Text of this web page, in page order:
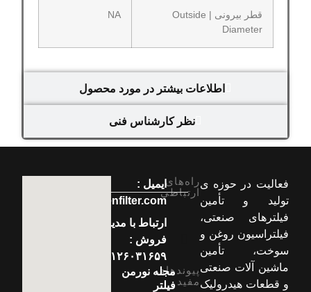
اطلاعات بیشتر در مورد محصول
نظر کارشناس فنی
قطر بیرونی | Outside
Diameter
NA
فعالیت در حوزه ی
تولید و تأمین
فیلترهای صنعتی،
فیلتراسیون روغن و
سوخت، تأمین
ماشین آلات صنعتی
و قطعات هیدرولیک
راه‌های
ارتباطی
ایمیل :
info[at]normenfilter.com
ارتباط با مدیر
فروش :
۰۹۱۲۶۰۳۱۶۵۹
پیوندهای
مفید
مجله نورمن
فیلتر